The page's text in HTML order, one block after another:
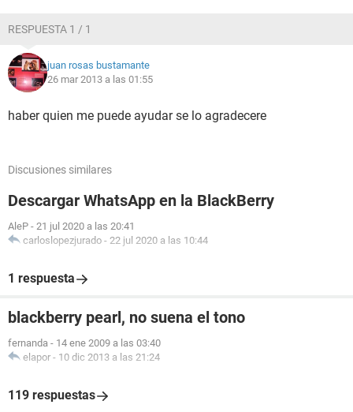
RESPUESTA 1 / 1
juan rosas bustamante
26 mar 2013 a las 01:55
haber quien me puede ayudar se lo agradecere
Discusiones similares
Descargar WhatsApp en la BlackBerry
AleP - 21 jul 2020 a las 20:41
carloslopezjurado - 22 jul 2020 a las 10:44
1 respuesta
blackberry pearl, no suena el tono
fernanda - 14 ene 2009 a las 03:40
elapor - 10 dic 2013 a las 21:24
119 respuestas